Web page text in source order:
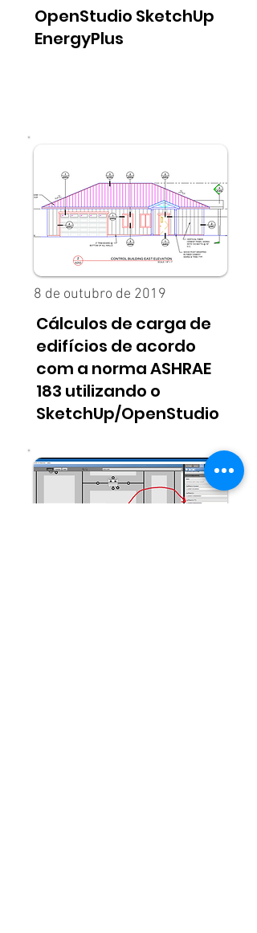
OpenStudio SketchUp
EnergyPlus
8 de outubro de 2019
Cálculos de carga de
edifícios de acordo
com a norma ASHRAE
183 utilizando o
SketchUp/OpenStudio